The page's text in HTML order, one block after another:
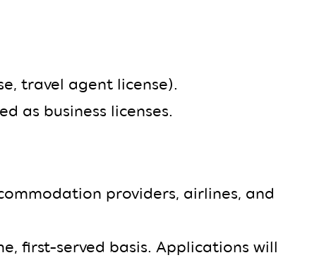
travel agent license).
as business licenses.
providers, airlines, and
first-served basis. Applications will